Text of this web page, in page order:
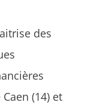
des
Caen (14) et